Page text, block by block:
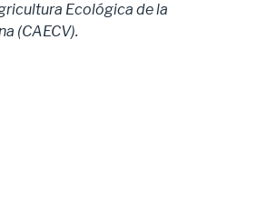
Ecológica de la
(CAECV).